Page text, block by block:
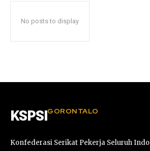
No posts to display
KSPSI GORONTALO
Konfederasi Serikat Pekerja Seluruh